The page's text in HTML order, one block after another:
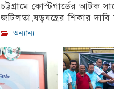
চট্টগ্রামে কোস্টগার্ডের আটক
জটিলতা,ষড়যন্ত্রের শিকার
অন্যান্য